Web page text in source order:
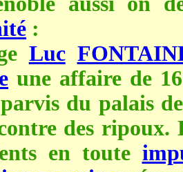
:
Luc
une affaire de
du palais
des ripoux.
en toute